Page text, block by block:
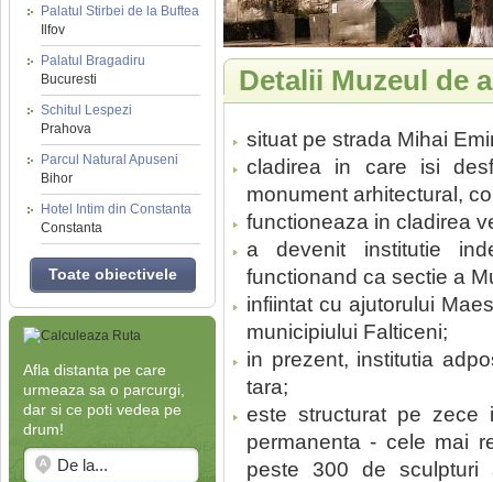
Palatul Stirbei de la Buftea
Ilfov
Palatul Bragadiru
Bucuresti
Schitul Lespezi
Prahova
Parcul Natural Apuseni
Bihor
Hotel Intim din Constanta
Constanta
Toate obiectivele
Afla distanta pe care
urmeaza sa o parcurgi,
dar si ce poti vedea pe
drum!
Detalii Muzeul de
situat pe strada Mihai
cladirea in care isi
monument arhitectural,
functioneaza in cladirea
a devenit institutie
functionand ca sectie a
infiintat cu ajutorului
municipiului Falticeni;
in prezent, institutia
tara;
este structurat pe zece
permanenta - cele mai
peste 300 de sculpturi